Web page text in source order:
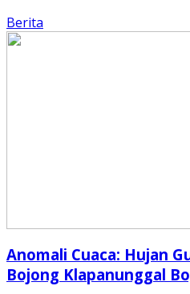
Berita
Anomali Cuaca: Hujan
Bojong Klapanunggal